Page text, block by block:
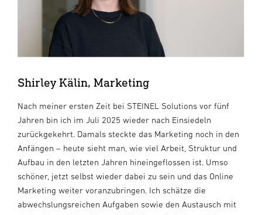
Shirley Kälin, Marketing
Nach meiner ersten Zeit bei STEINEL Solutions vor fünf
Jahren bin ich im Juli 2025 wieder nach Einsiedeln
zurückgekehrt. Damals steckte das Marketing noch in den
Anfängen – heute sieht man, wie viel Arbeit, Struktur und
Aufbau in den letzten Jahren hineingeflossen ist. Umso
schöner, jetzt selbst wieder dabei zu sein und das Online
Marketing weiter voranzubringen. Ich schätze die
abwechslungsreichen Aufgaben sowie den Austausch mit